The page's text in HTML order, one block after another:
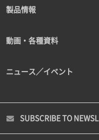
製品情報
動画・各種資料
ニュース／イベント
SUBSCRIBE TO